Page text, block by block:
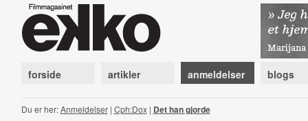
forside artikler anmeldelser blogs
Du er her:Anmeldelser| Cph:Dox| Det han gjorde